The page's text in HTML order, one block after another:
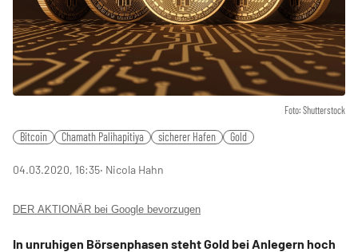
Foto: Shutterstock
Bitcoin Chamath Palihapitiya sicherer Hafen Gold
04.03.2020, 16:35‧ Nicola Hahn
DER AKTIONÄR bei Google bevorzugen
In unruhigen Börsenphasen steht Gold bei Anlegern hoch